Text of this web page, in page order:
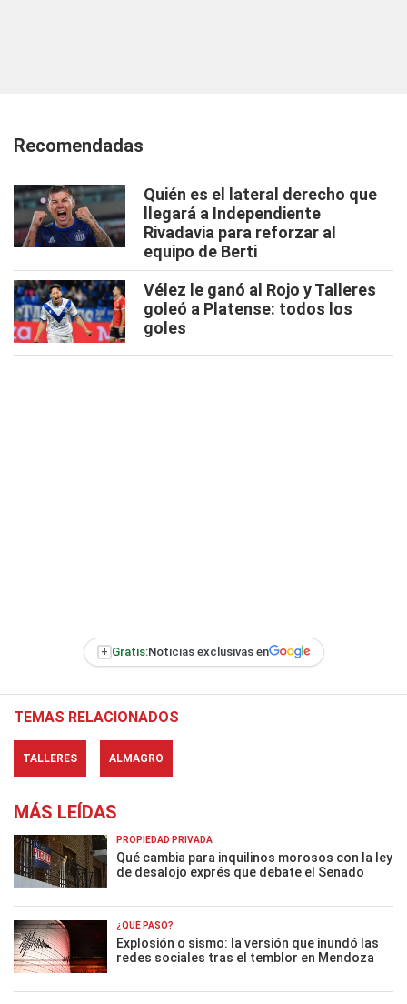
Recomendadas
Quién es el lateral derecho que
llegará a Independiente
Rivadavia para reforzar al
equipo de Berti
Vélez le ganó al Rojo y Talleres
goleó a Platense: todos los
goles
+ Gratis:Noticias exclusivas en
TEMAS RELACIONADOS
TALLERES ALMAGRO
MÁS LEÍDAS
PROPIEDAD PRIVADA
Qué cambia para inquilinos morosos con la ley
de desalojo exprés que debate el Senado
¿QUÉ PASÓ?
Explosión o sismo: la versión que inundó las
redes sociales tras el temblor en Mendoza